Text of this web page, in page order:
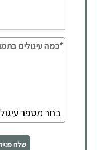
*כמה עיגולים
שלח